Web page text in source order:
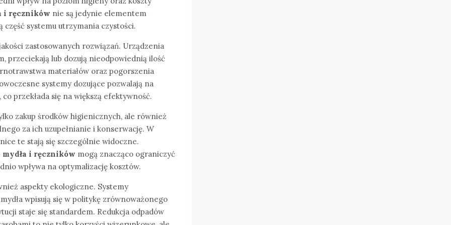
i ręczników nie są jedynie elementem
systemu utrzymania czystości.
zastosowanych rozwiązań. Urządzenia
przeciekają lub dozują nieodpowiednią ilość
materiałów oraz pogorszenia
systemy dozujące pozwalają na
przekłada się na większą efektywność.
zakup środków higienicznych, ale również
za ich uzupełnianie i konserwację. W
te stają się szczególnie widoczne.
i ręczników mogą znacząco ograniczyć
wpływa na optymalizację kosztów.
aspekty ekologiczne. Systemy
wpisują się w politykę zrównoważonego
staje się standardem. Redukcja odpadów